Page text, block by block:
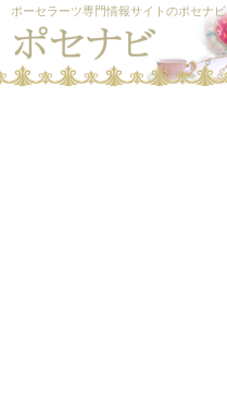
ポーセラーツ専門情報サイトのポセナビ